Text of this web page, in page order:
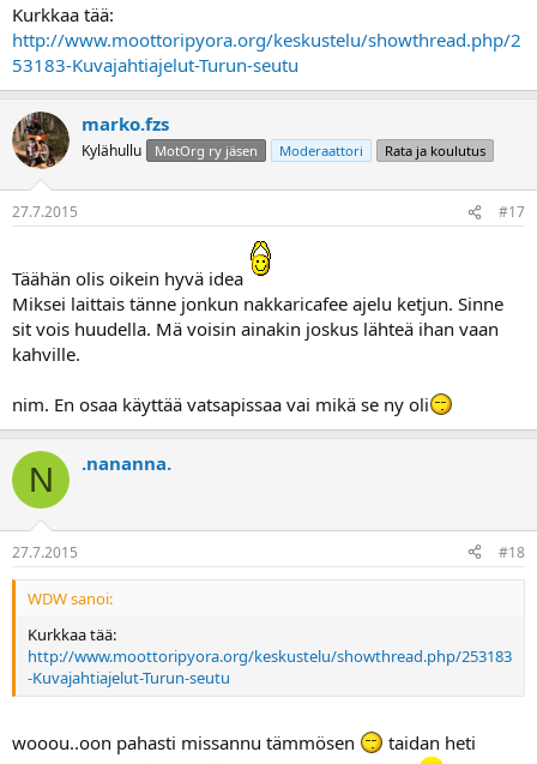
Kurkkaa tää:
http://www.moottoripyora.org/keskustelu/showthread.php/2
53183-Kuvajahtiajelut-Turun-seutu
marko.fzs
Kylähullu MotOrg ry jäsen Moderaattori Rata ja koulutus
27.7.2015 #17
Täähän olis oikein hyvä idea
Miksei laittais tänne jonkun nakkaricafee ajelu ketjun. Sinne
sit vois huudella. Mä voisin ainakin joskus lähteä ihan vaan
kahville.
nim. En osaa käyttää vatsapissaa vai mikä se ny oli
N .nananna.
27.7.2015 #18
WDW sanoi:
Kurkkaa tää:
http://www.moottoripyora.org/keskustelu/showthread.php/253183
-Kuvajahtiajelut-Turun-seutu
wooou..oon pahasti missannu tämmösen
taidan heti